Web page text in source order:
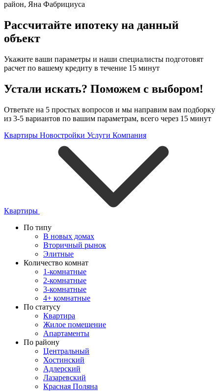
район, Яна Фабрициуса
Рассчитайте ипотеку на данный
объект
Укажите ваши параметры и наши специалисты подготовят
расчет по вашему кредиту в течение 15 минут
Устали искать? Поможем с выбором!
Ответьте на 5 простых вопросов и мы направим вам подборку
из 3-5 вариантов по вашим параметрам, всего через 15 минут
Квартиры Новостройки Услуги Компания
Квартиры
По типу
В новых домах
Вторичный рынок
Элитные
Количество комнат
1-комнатные
2-комнатные
3-комнатные
4+ комнатные
По статусу
Квартира
Жилое помещение
Апартаменты
По району
Центральный
Хостинский
Адлерский
Лазаревский
Красная Поляна